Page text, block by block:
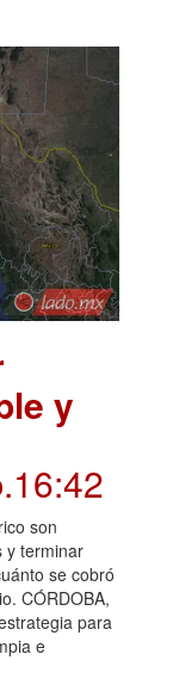
y
.16:42
son
y terminar
se cobró
CÓRDOBA,
para
e